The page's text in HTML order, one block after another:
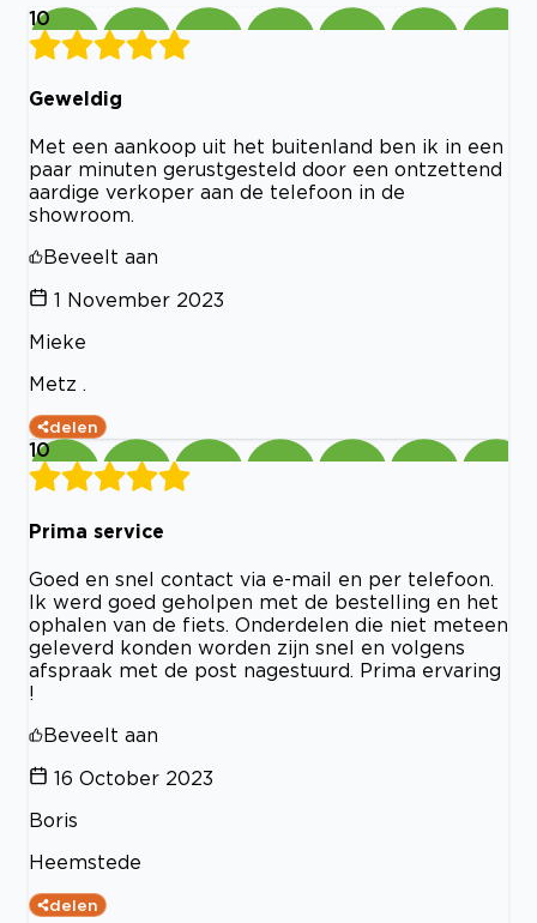
10
Geweldig
Met een aankoop uit het buitenland ben ik in een
paar minuten gerustgesteld door een ontzettend
aardige verkoper aan de telefoon in de
showroom.
Beveelt aan
1 November 2023
Mieke
Metz .
delen
10
Prima service
Goed en snel contact via e-mail en per telefoon.
Ik werd goed geholpen met de bestelling en het
ophalen van de fiets. Onderdelen die niet meteen
geleverd konden worden zijn snel en volgens
afspraak met de post nagestuurd. Prima ervaring
!
Beveelt aan
16 October 2023
Boris
Heemstede
delen